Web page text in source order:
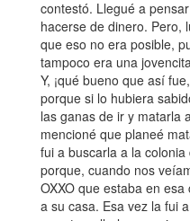
contestó. Llegué a
hacerse de dinero. Pero,
que eso no era posible,
tampoco era una
Y, ¡qué bueno que así
porque si lo hubiera
las ganas de ir y matarla
mencioné que planeé
fui a buscarla a la
porque, cuando nos
OXXO que estaba en
a su casa. Esa vez la fui